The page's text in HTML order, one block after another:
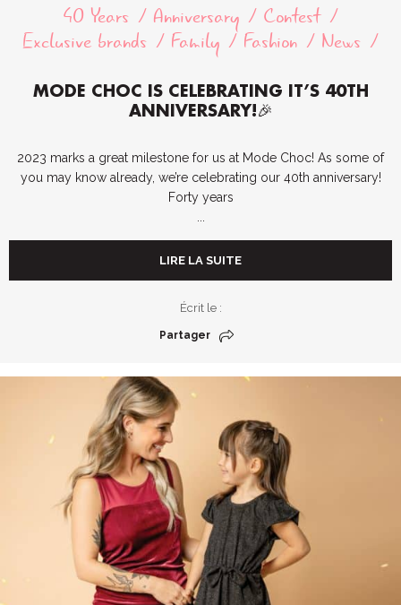
40 Years Anniversary
Contest
Exclusive brands
Family Fashion News
MODE CHOC IS CELEBRATING IT’S 40TH
ANNIVERSARY!🎉
2023 marks a great milestone for us at Mode Choc! As some of
you may know already, we’re celebrating our 40th anniversary!
Forty years
...
LIRE LA SUITE
Écrit le :
Partager